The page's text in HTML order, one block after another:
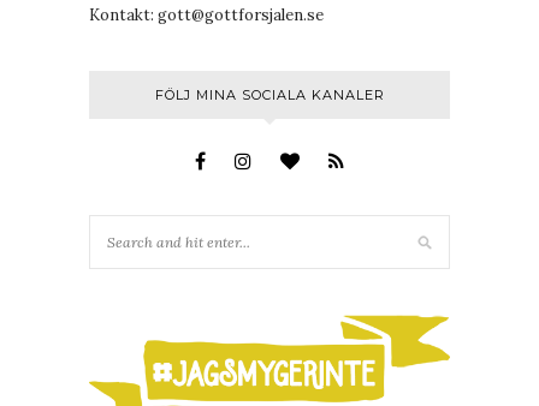
Kontakt: gott@gottforsjalen.se
FÖLJ MINA SOCIALA KANALER